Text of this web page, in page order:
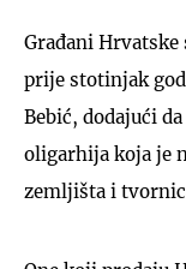
Građani Hrvatske
prije stotinjak
Bebić, dodajući
oligarhija koja je
zemljišta i